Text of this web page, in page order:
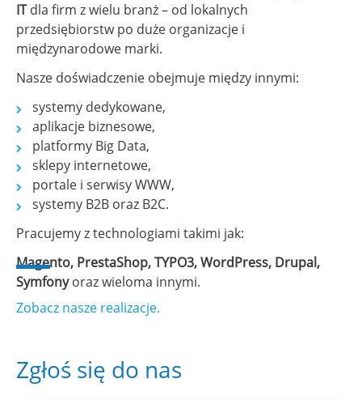
ITdla firm z wielu branż – od lokalnych
przedsiębiorstw po duże organizacje i
międzynarodowe marki.
Nasze doświadczenie obejmuje między innymi:
systemy dedykowane,
aplikacje biznesowe,
platformy Big Data,
sklepy internetowe,
portale i serwisy WWW,
systemy B2B oraz B2C.
Pracujemy z technologiami takimi jak:
Magento, PrestaShop, TYPO3, WordPress, Drupal,
Symfonyoraz wieloma innymi.
Zobacz nasze realizacje.
Zgłoś się do nas